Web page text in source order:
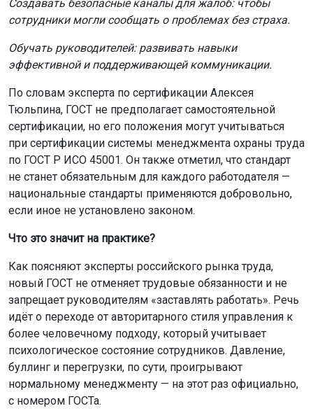
Создавать безопасные каналы для жалоб: чтобы
сотрудники могли сообщать о проблемах без страха.
Обучать руководителей: развивать навыки
эффективной и поддерживающей коммуникации.
По словам эксперта по сертификации Алексея
Тюльпина, ГОСТ не предполагает самостоятельной
сертификации, но его положения могут учитываться
при сертификации системы менеджмента охраны труда
по ГОСТ Р ИСО 45001. Он также отметил, что стандарт
не станет обязательным для каждого работодателя —
национальные стандарты применяются добровольно,
если иное не установлено законом.
Что это значит на практике?
Как поясняют эксперты российского рынка труда,
новый ГОСТ не отменяет трудовые обязанности и не
запрещает руководителям «заставлять работать». Речь
идёт о переходе от авторитарного стиля управления к
более человечному подходу, который учитывает
психологическое состояние сотрудников. Давление,
буллинг и перегрузки, по сути, проигрывают
нормальному менеджменту — на этот раз официально,
с номером ГОСТа.